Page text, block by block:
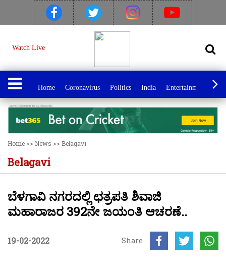
Watch Live
Home Coronavirus Politics India Entertainment
Home >> News >> Belagavi
Belagavi
ಬೆಳಗಾವಿ ನಗರದಲ್ಲಿ ಛತ್ರಪತಿ ಶಿವಾಜಿ
ಮಹಾರಾಜರ 392ನೇ ಜಯಂತಿ ಆಚರಣೆ..
19-02-2022 Share